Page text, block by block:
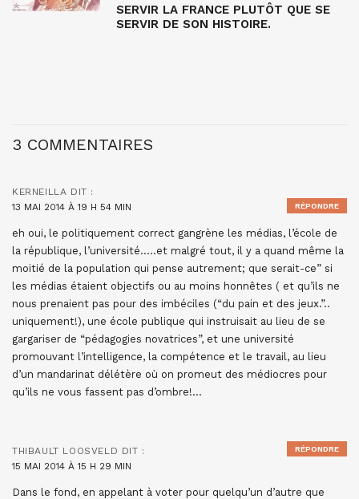
SERVIR LA FRANCE PLUTÔT QUE SE
SERVIR DE SON HISTOIRE.
3 COMMENTAIRES
KERNEILLA DIT :
13 MAI 2014 À 19 H 54 MIN
eh oui, le politiquement correct gangrène les médias, l’école de
la république, l’université…..et malgré tout, il y a quand même la
moitié de la population qui pense autrement; que serait-ce” si
les médias étaient objectifs ou au moins honnêtes ( et qu’ils ne
nous prenaient pas pour des imbéciles (“du pain et des jeux.”..
uniquement!), une école publique qui instruisait au lieu de se
gargariser de “pédagogies novatrices”, et une université
promouvant l’intelligence, la compétence et le travail, au lieu
d’un mandarinat délétère où on promeut des médiocres pour
qu’ils ne vous fassent pas d’ombre!…
RÉPONDRE
THIBAULT LOOSVELD DIT :
15 MAI 2014 À 15 H 29 MIN
Dans le fond, en appelant à voter pour quelqu’un d’autre que
RÉPONDRE